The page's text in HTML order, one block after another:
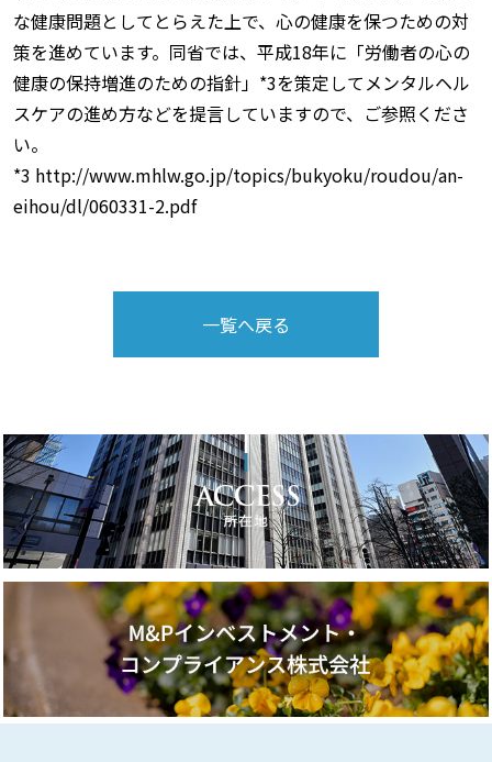
な健康問題としてとらえた上で、心の健康を保つための対
策を進めています。同省では、平成18年に「労働者の心の
健康の保持増進のための指針」*3を策定してメンタルヘル
スケアの進め方などを提言していますので、ご参照くださ
い。
*3 http://www.mhlw.go.jp/topics/bukyoku/roudou/an-
eihou/dl/060331-2.pdf
一覧へ戻る